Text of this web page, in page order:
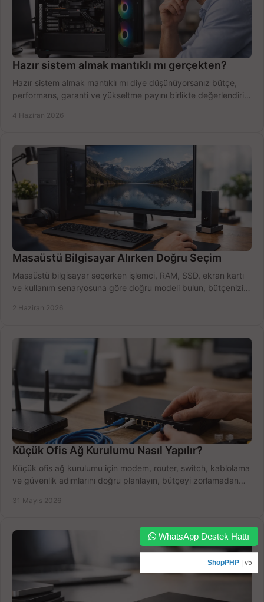
Hazır sistem almak mantıklı mı gerçekten?
Hazır sistem almak mantıklı mı diye düşünüyorsanız bütçe,
performans, garanti ve yükseltme payını birlikte değerlendirin,
4 Haziran 2026
Masaüstü Bilgisayar Alırken Doğru Seçim
Masaüstü bilgisayar seçerken işlemci, RAM, SSD, ekran kartı
ve kullanım senaryosuna göre doğru modeli bulun, bütçenizi
2 Haziran 2026
Küçük Ofis Ağ Kurulumu Nasıl Yapılır?
Küçük ofis ağ kurulumu için modem, router, switch, kablolama
ve güvenlik adımlarını doğru planlayın, bütçeyi zorlamadan
31 Mayıs 2026
WhatsApp Destek Hattı
ShopPHP | v5